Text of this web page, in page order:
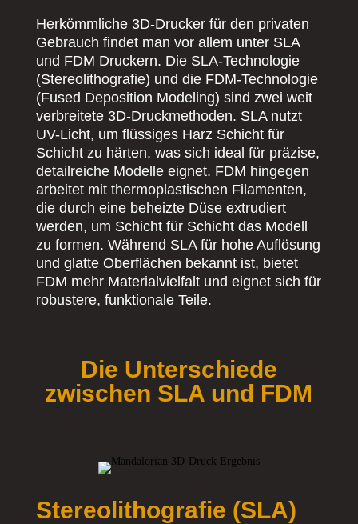
Herkömmliche 3D-Drucker für den privaten
Gebrauch findet man vor allem unter SLA
und FDM Druckern. Die SLA-Technologie
(Stereolithografie) und die FDM-Technologie
(Fused Deposition Modeling) sind zwei weit
verbreitete 3D-Druckmethoden. SLA nutzt
UV-Licht, um flüssiges Harz Schicht für
Schicht zu härten, was sich ideal für präzise,
detailreiche Modelle eignet. FDM hingegen
arbeitet mit thermoplastischen Filamenten,
die durch eine beheizte Düse extrudiert
werden, um Schicht für Schicht das Modell
zu formen. Während SLA für hohe Auflösung
und glatte Oberflächen bekannt ist, bietet
FDM mehr Materialvielfalt und eignet sich für
robustere, funktionale Teile.
Die Unterschiede
zwischen SLA und FDM
Stereolithografie (SLA)